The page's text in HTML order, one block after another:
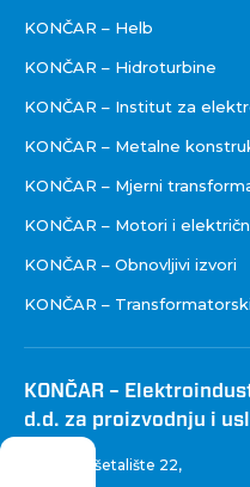
KONČAR – Helb
KONČAR – Hidroturbine
KONČAR – Institut za
KONČAR – Metalne
KONČAR – Mjerni
KONČAR – Motori i
KONČAR – Obnovljivi izvori
KONČAR –
KONČAR –
d.d. za proizvodnju i
Fallerovo šetalište 22,